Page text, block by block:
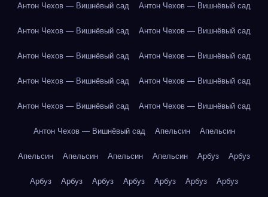
Антон Чехов — Вишнёвый сад Антон Чехов — Вишнёвый сад
Антон Чехов — Вишнёвый сад Антон Чехов — Вишнёвый сад
Антон Чехов — Вишнёвый сад Антон Чехов — Вишнёвый сад
Антон Чехов — Вишнёвый сад Антон Чехов — Вишнёвый сад
Антон Чехов — Вишнёвый сад Антон Чехов — Вишнёвый сад
Антон Чехов — Вишнёвый сад Апельсин Апельсин
Апельсин Апельсин Апельсин Апельсин Арбуз Арбуз
Арбуз Арбуз Арбуз Арбуз Арбуз Арбуз Арбуз